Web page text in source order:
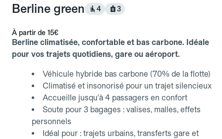
Berline green 4 3
À partir de 15€
Berline climatisée, confortable et bas carbone. Idéale
pour vos trajets quotidiens, gare ou aéroport.
Véhicule hybride bas carbone (70% de la flotte)
Climatisé et insonorisé pour un trajet silencieux
Accueille jusqu'à 4 passagers en confort
Soute pour 3 bagages : valises, malles, effets
personnels
Idéal pour : trajets urbains, transferts gare et